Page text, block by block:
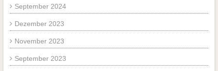
September 2024
Dezember 2023
November 2023
September 2023